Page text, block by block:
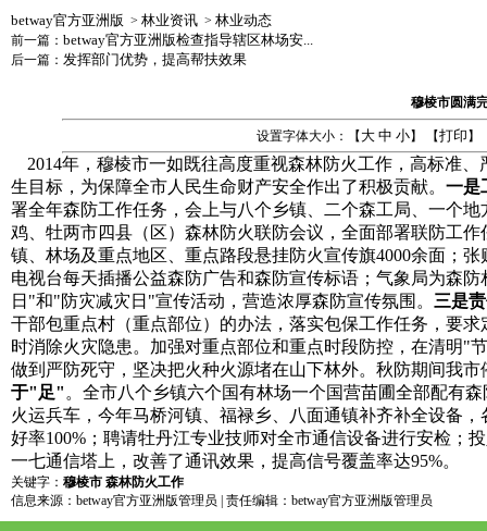
betway官方亚洲版 > 林业资讯 > 林业动态
前一篇： betway官方亚洲版检查指导辖区林场安...
后一篇： 发挥部门优势，提高帮扶效果
穆棱市圆满
设置字体大小：【 大 中 小】 【打印 】
2014年，穆棱市一如既往高度重视森林防火工作，高标准
生目标，为保障全市人民生命财产安全作出了积极贡献。 一是
署全年森防工作任务，会上与八个乡镇、二个森工局、一个
鸡、牡两市四县（区）森林防火联防会议，全面部署联防工
镇、 林场及重点地区、重点路段悬挂防火宣传旗4000余面；
电视台每天插播公益森防广告和森防宣传标语；气象局为森
日"和"防灾减灾日"宣传活动，营造浓厚森防宣传氛围。 三是
干部包重点村（重点部位）的办法，落实包保工作任务，要
时消除火灾隐患。加强对重点部位和重点时段防控，在清明"
做到严防死守，坚决把火种火源堵在山下林外。秋防期间我
于"足" 。全市八个乡镇六个国有林场一个国营苗圃全部配有
火运兵车，今年马桥河镇、福禄乡、八面通镇补齐补全设备
好率100%；聘请牡丹江专业技师对全市通信设备进行安检；
一七通信塔上，改善了通讯效果，提高信号覆盖率达95%。
关键字： 穆棱市 森林防火工作
信息来源：betway官方亚洲版管理员 | 责任编辑：betway官方亚洲版管理员